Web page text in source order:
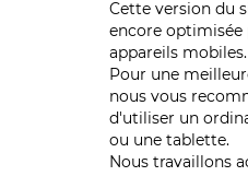
Cette version du
encore optimisée
appareils mobiles.
Pour une
nous vous
d'utiliser un
ou une tablette.
Nous travaillons